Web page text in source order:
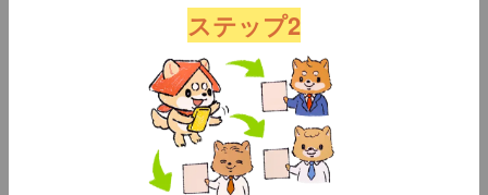
ステップ2